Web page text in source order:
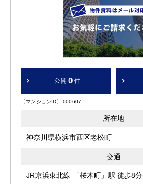
公開 0 件
〔マンションID〕 000607
所在地
神奈川県横浜市西区老松町
交通
JR京浜東北線 「桜木町」駅 徒歩8分